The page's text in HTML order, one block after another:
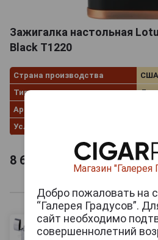
Зажигалка настольная
Black Т1220
Страна производства
США
Тип зажигалки
Для
Артикул
Условия продаж
8 640 -
Магазин "Галерея
Добро пожаловать на
“Галерея Градусов”.
сайт необходимо
совершеннолетний